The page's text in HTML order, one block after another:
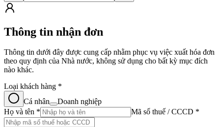
Thông tin nhận đơn
Thông tin dưới đây được cung cấp nhằm phục vụ việc xuất hóa đơn
theo quy định của Nhà nước, không sử dụng cho bất kỳ mục đích
nào khác.
Loại khách hàng *
Cá nhân
Doanh nghiệp
Họ và tên * Mã số thuế / CCCD *